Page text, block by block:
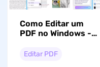
Como Editar um
PDF no Windows -
Editar PDF